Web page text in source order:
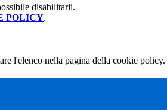
disabilitarli.
POLICY.
l'elenco nella pagina della cookie policy.